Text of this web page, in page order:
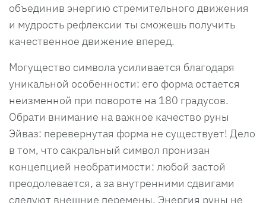
объединив энергию стремительного движения
и мудрость рефлексии ты сможешь получить
качественное движение вперед.
Могущество символа усиливается благодаря
уникальной особенности: его форма остается
неизменной при повороте на 180 градусов.
Обрати внимание на важное качество руны
Эйваз: перевернутая форма не существует! Дело
в том, что сакральный символ пронизан
концепцией необратимости: любой застой
преодолевается, а за внутренними сдвигами
следуют внешние перемены. Энергия руны не